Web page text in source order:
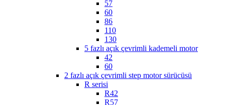
57
60
86
110
130
5 fazlı açık çevrimli kademeli motor
42
60
2 fazlı açık çevrimli step motor sürücüsü
R serisi
R42
R57